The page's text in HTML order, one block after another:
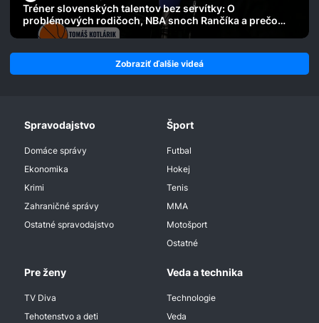
Tréner slovenských talentov bez servítky: O
problémových rodičoch, NBA snoch Rančíka a prečo
zlyhal NextGen
Zobraziť ďalšie videá
Spravodajstvo
Domáce správy
Ekonomika
Krimi
Zahraničné správy
Ostatné spravodajstvo
Šport
Futbal
Hokej
Tenis
MMA
Motošport
Ostatné
Pre ženy
TV Diva
Tehotenstvo a deti
Veda a technika
Technologie
Veda